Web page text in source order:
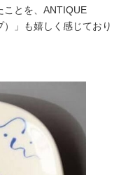
ことを、ANTIQUE
」も嬉しく感じており